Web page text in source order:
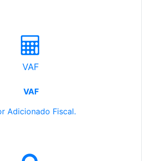
VAF
VAF
Adicionado Fiscal.